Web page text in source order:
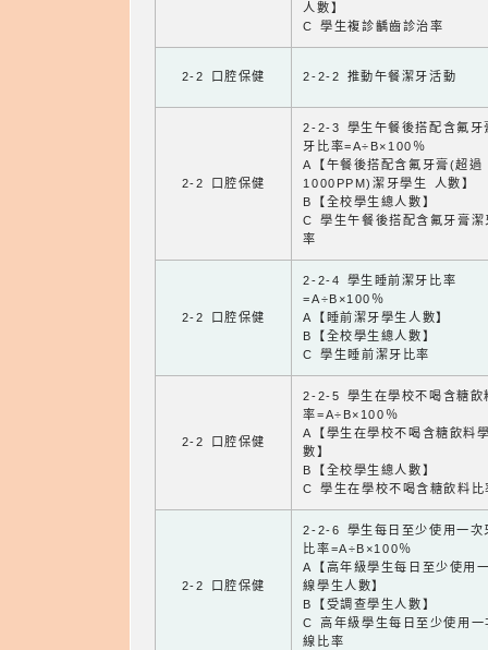
人數】
C 學生複診齲齒診治率
2-2 口腔保健 2-2-2 推動午餐潔牙活動
2-2 口腔保健
2-2-3 學生午餐後搭配含氟牙
牙比率=A÷B×100％
A【午餐後搭配含氟牙膏(超過
1000PPM)潔牙學生 人數】
B【全校學生總人數】
C 學生午餐後搭配含氟牙膏潔
率
2-2 口腔保健
2-2-4 學生睡前潔牙比率
=A÷B×100％
A【睡前潔牙學生人數】
B【全校學生總人數】
C 學生睡前潔牙比率
2-2 口腔保健
2-2-5 學生在學校不喝含糖飲
率=A÷B×100％
A【學生在學校不喝含糖飲料
數】
B【全校學生總人數】
C 學生在學校不喝含糖飲料比
2-2 口腔保健
2-2-6 學生每日至少使用一次
比率=A÷B×100％
A【高年級學生每日至少使用
線學生人數】
B【受調查學生人數】
C 高年級學生每日至少使用一
線比率